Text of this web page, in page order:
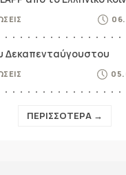
Δεκαπενταύγουστου
ΠΕΡΙΣΣΟΤΕΡΑ →